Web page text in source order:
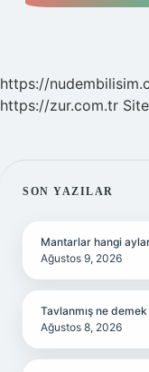
https://
https://zur.com.tr
SON YAZILAR
Mantarlar hangi
Ağustos 9, 2026
Tavlanmış ne demek
Ağustos 8, 2026